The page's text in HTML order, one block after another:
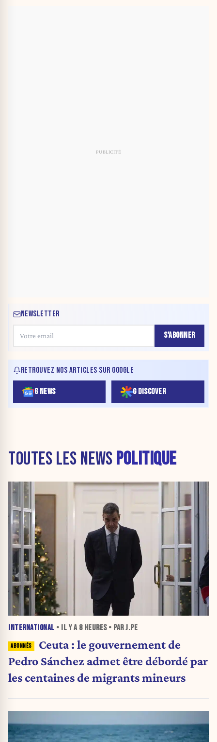
NEWSLETTER
S'ABONNER
RETROUVEZ NOS ARTICLES SUR GOOGLE
G NEWS G DISCOVER
TOUTES LES NEWS POLITIQUE
INTERNATIONAL • IL Y A 8 HEURES• PAR J.PE
Ceuta : le gouvernement de
Pedro Sánchez admet être débordé par
les centaines de migrants mineurs